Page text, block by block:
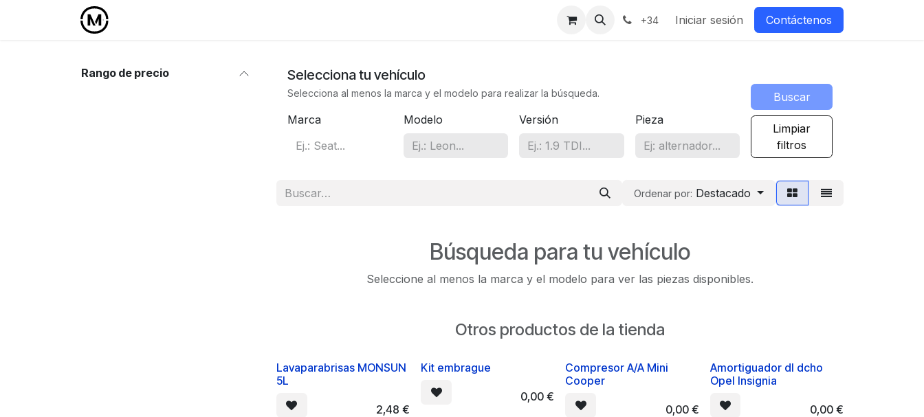
+34 Iniciar sesión Contáctenos
Rango de precio Selecciona tu vehículo
Selecciona al menos la marca y el modelo para realizar la búsqueda.
Marca Modelo Versión Pieza
Buscar
Limpiar
filtros
Ordenar por: Destacado
Búsqueda para tu vehículo
Seleccione al menos la marca y el modelo para ver las piezas disponibles.
Otros productos de la tienda
Lavaparabrisas MONSUN
5L
2,48 €
Kit embrague
0,00 €
Compresor A/A Mini
Cooper
0,00€
Amortiguador dl dcho
Opel Insignia
0,00€